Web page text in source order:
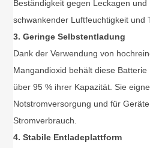
Beständigkeit gegen Leckagen
schwankender Luftfeuchtigkeit und
3. Geringe Selbstentladung
Dank der Verwendung von
Mangandioxid behält diese
über 95 % ihrer Kapazität. Sie
Notstromversorgung und für
Stromverbrauch.
4. Stabile Entladeplattform